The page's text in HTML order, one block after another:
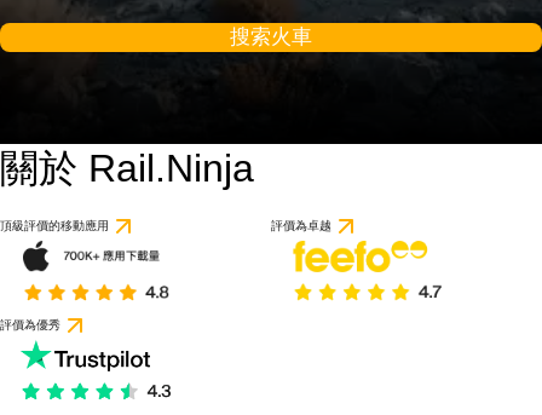
搜索火車
關於 Rail.Ninja
頂級評價的移動應用 評價為卓越
評價為優秀